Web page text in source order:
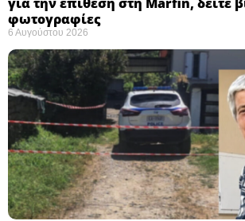
φωτογραφίες
6 Αυγούστου 2026